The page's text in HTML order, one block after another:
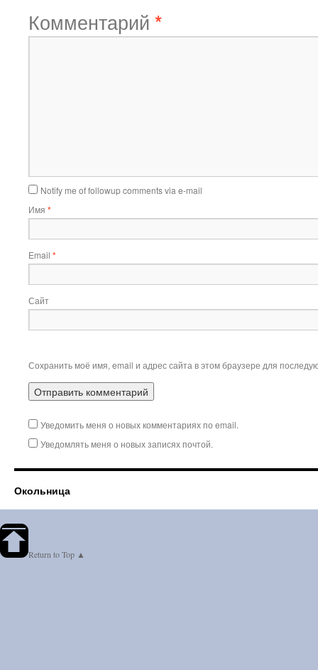
Комментарий *
Notify me of followup comments via e-mail
Имя *
Email *
Сайт
Сохранить моё имя, email и адрес сайта в этом браузере для
Уведомить меня о новых комментариях по email.
Уведомлять меня о новых записях почтой.
Окольница
Return to Top ▲